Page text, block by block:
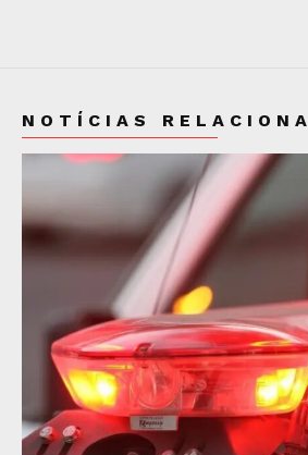
NOTÍCIAS